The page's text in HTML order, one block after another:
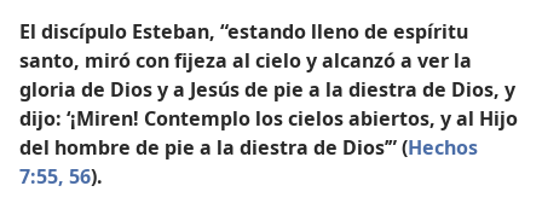
El discípulo Esteban, “estando lleno de espíritu
santo, miró con fijeza al cielo y alcanzó a ver la
gloria de Dios y a Jesús de pie a la diestra de Dios, y
dijo: ‘¡Miren! Contemplo los cielos abiertos, y al Hijo
del hombre de pie a la diestra de Dios’” (Hechos
7:55, 56).